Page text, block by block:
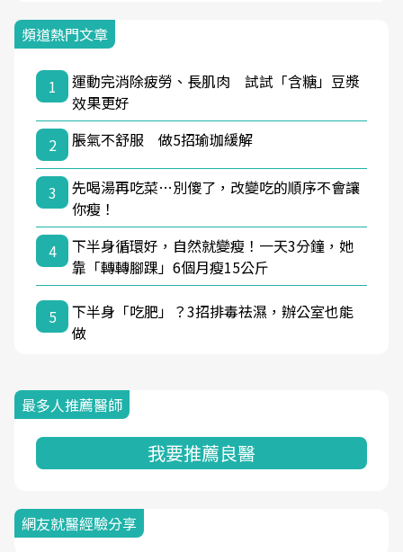
頻道熱門文章
1
運動完消除疲勞、長肌肉 試試「含糖」豆漿
效果更好
2
脹氣不舒服 做5招瑜珈緩解
3
先喝湯再吃菜…別傻了，改變吃的順序不會讓
你瘦！
4
下半身循環好，自然就變瘦！一天3分鐘，她
靠「轉轉腳踝」6個月瘦15公斤
5
下半身「吃肥」？3招排毒祛濕，辦公室也能
做
最多人推薦醫師
我要推薦良醫
網友就醫經驗分享